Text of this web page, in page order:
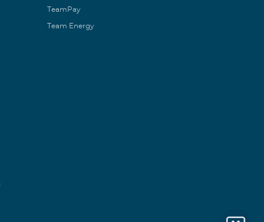
TeamPay
Team Energy